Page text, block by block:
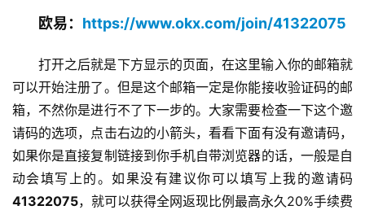
欧易： https://www.okx.com/join/41322075
打开之后就是下方显示的页面，在这里输入你的邮箱就
可以开始注册了。但是这个邮箱一定是你能接收验证码的邮
箱，不然你是进行不了下一步的。大家需要检查一下这个邀
请码的选项，点击右边的小箭头，看看下面有没有邀请码，
如果你是直接复制链接到你手机自带浏览器的话，一般是自
动会填写上的。如果没有建议你可以填写上我的邀请码
41322075，就可以获得全网返现比例最高永久20%手续费